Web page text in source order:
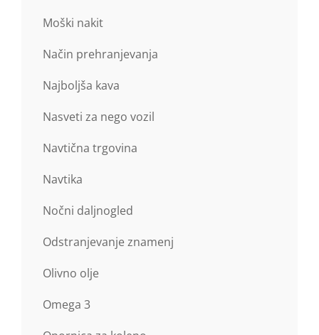
Moški nakit
Način prehranjevanja
Najboljša kava
Nasveti za nego vozil
Navtična trgovina
Navtika
Nočni daljnogled
Odstranjevanje znamenj
Olivno olje
Omega 3